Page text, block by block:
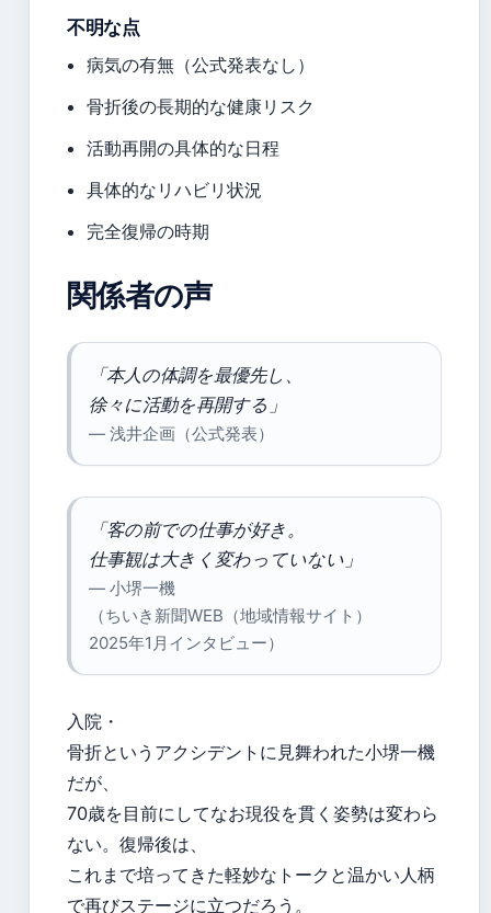
不明な点
病気の有無（公式発表なし）
骨折後の長期的な健康リスク
活動再開の具体的な日程
具体的なリハビリ状況
完全復帰の時期
関係者の声
「本人の体調を最優先し、
徐々に活動を再開する」
— 浅井企画（公式発表）
「客の前での仕事が好き。
仕事観は大きく変わっていない」
— 小堺一機
（ちいき新聞WEB（地域情報サイト）
2025年1月インタビュー）
入院・
骨折というアクシデントに見舞われた小堺一機
だが、
70歳を目前にしてなお現役を貫く姿勢は変わら
ない。復帰後は、
これまで培ってきた軽妙なトークと温かい人柄
で再びステージに立つだろう。